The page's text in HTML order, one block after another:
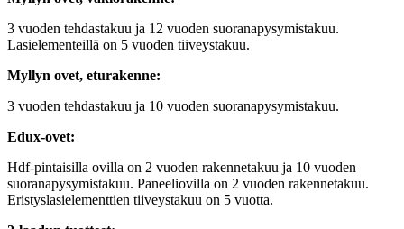
3 vuoden tehdastakuu ja 12 vuoden suoranapysymistakuu.
Lasielementeillä on 5 vuoden tiiveystakuu.
Myllyn ovet, eturakenne:
3 vuoden tehdastakuu ja 10 vuoden suoranapysymistakuu.
Edux-ovet:
Hdf-pintaisilla ovilla on 2 vuoden rakennetakuu ja 10 vuoden
suoranapysymistakuu. Paneeliovilla on 2 vuoden rakennetakuu.
Eristyslasielementtien tiiveystakuu on 5 vuotta.